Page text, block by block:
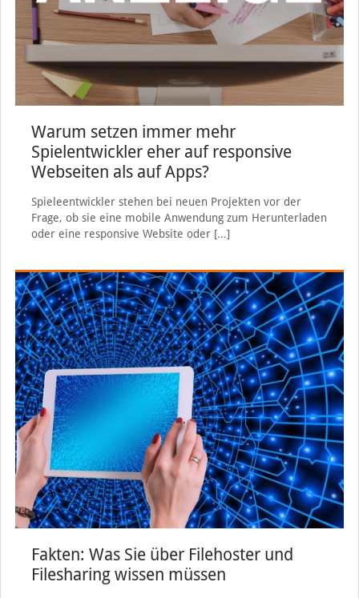
Warum setzen immer mehr
Spielentwickler eher auf responsive
Webseiten als auf Apps?
Spieleentwickler stehen bei neuen Projekten vor der
Frage, ob sie eine mobile Anwendung zum Herunterladen
oder eine responsive Website oder[…]
Fakten: Was Sie über Filehoster und
Filesharing wissen müssen